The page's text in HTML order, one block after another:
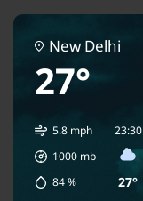
New Delhi
27°
5.8 mph
1000 mb
84%
23:30
27°